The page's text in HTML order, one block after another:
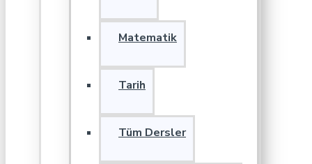
Matematik
Tarih
Tüm Dersler